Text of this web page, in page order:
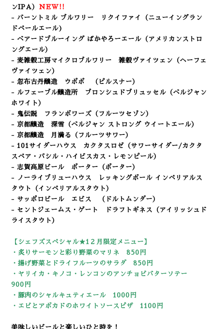
ンIPA） NEW!!
- バーントミル ブルワリー リクイファイ
（ニューイングラン
ドペールエール)
- ベアードブルーイング ばかやろーエール（アメリカンストロ
ングエール）
- 麦雑穀工房マイクロブルワリー 雑穀ヴァイツェン （ヘーフェ
ヴァイツェン）
- 忽布古丹醸造 ウポポ
（ピルスナー）
- ルフェーブル醸造所 ブロンシュドブリュッセル （ベルジャン
ホワイト）
- 鬼伝説 フランボワーズ （フルーツセゾン）
- 京都醸造 深雪 （ベルジャン ストロング ウイートエール）
- 京都醸造 月満る （フルーツサワー）
- 101サイダーハウス カクタスロゼ（サワーサイダー/カクタ
スペア・バシル・ハイビスカス・レモンピール）
- 志賀高原ビール ポーター（ポーター）
- ノーライブリューハウス レッキングボール インペリアルス
タウト（インペリアルスタウト）
- サッポロビール エビス （ドルトムンダー）
- セントジェームス・ゲート ドラフトギネス（アイリッシュド
ライスタウト）
【シェフズスペシャル★1２ 月限定メニュー】
・炙りサーモンと彩り野菜のマリネ 850円
・揚げ野菜とドライフルーツのサラダ 850円
・ヤリイカ・キノコ・レンコンのアンチョビバターソテー
900 円
・豚肉のシャルキュティエール 1000 円
・エビとアボカドのホワイトソースピザ 1100円
美味しいビールと楽しいひと時を！